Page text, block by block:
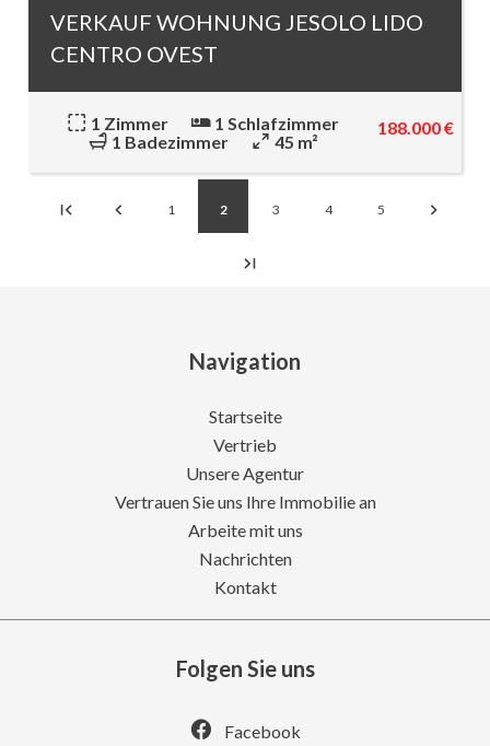
VERKAUF WOHNUNG JESOLO LIDO
CENTRO OVEST
1 Zimmer
1 Schlafzimmer
1 Badezimmer
45 m²
188.000 €
1 2 3 4 5
Navigation
Startseite
Vertrieb
Unsere Agentur
Vertrauen Sie uns Ihre Immobilie an
Arbeite mit uns
Nachrichten
Kontakt
Folgen Sie uns
Facebook